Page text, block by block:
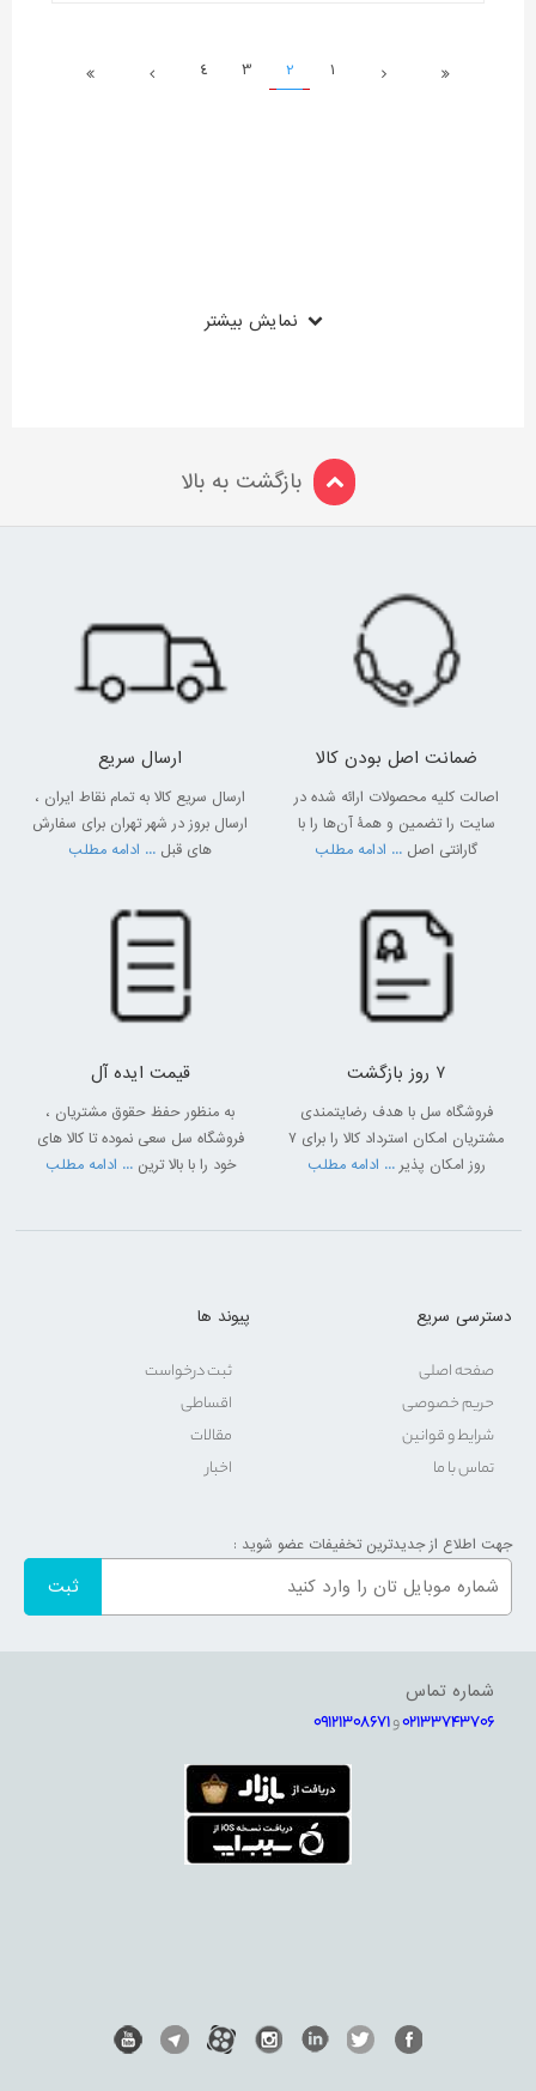
1
2
3
4
نمایش بیشتر
بازگشت به بالا
ضمانت اصل بودن کالا
اصالت کلیه محصولات ارائه شده در
سایت را تضمین و همۀ آن‌ها را با
گارانتی اصل ... ادامه مطلب
ارسال سریع
ارسال سریع کالا به تمام نقاط ایران ،
ارسال بروز در شهر تهران برای سفارش
های قبل ... ادامه مطلب
7 روز بازگشت
فروشگاه سل با هدف رضایتمندی
مشتریان امکان استرداد کالا را برای 7
روز امکان پذیر... ادامه مطلب
قیمت ایده آل
به منظور حفظ حقوق مشتریان ،
فروشگاه سل سعی نموده تا کالا های
خود را با بالا ترین ... ادامه مطلب
دسترسی سریع
صفحه اصلی
حریم خصوصی
شرایط و قوانین
تماس با ما
پیوند ها
ثبت درخواست
اقساطی
مقالات
اخبار
جهت اطلاع از جدیدترین تخفیفات عضو شوید :
شماره تماس
02133743706و09121308671